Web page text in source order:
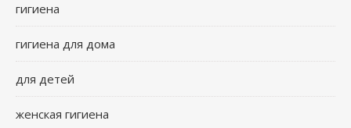
гигиена
гигиена для дома
для детей
женская гигиена